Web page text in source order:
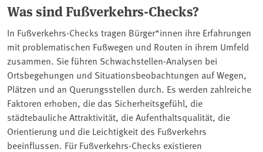
Was sind Fußverkehrs-Checks?
In Fußverkehrs-Checks tragen Bürger*innen ihre Erfahrungen
mit problematischen Fußwegen und Routen in ihrem Umfeld
zusammen. Sie führen Schwachstellen-Analysen bei
Ortsbegehungen und Situationsbeobachtungen auf Wegen,
Plätzen und an Querungsstellen durch. Es werden zahlreiche
Faktoren erhoben, die das Sicherheitsgefühl, die
städtebauliche Attraktivität, die Aufenthaltsqualität, die
Orientierung und die Leichtigkeit des Fußverkehrs
beeinflussen. Für Fußverkehrs-Checks existieren